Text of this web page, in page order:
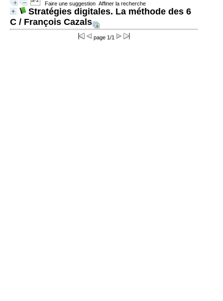
Faire une suggestion Affiner la recherche
Stratégies digitales. La méthode des 6
C / François Cazals
page 1/1